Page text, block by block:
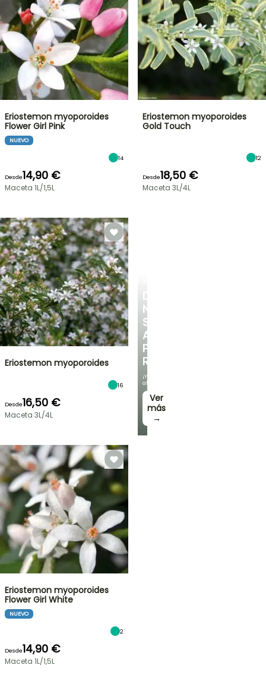
DESCUBRE
NUESTRA
SELECCIÓN
A
PRECIOS
REDUCIDOS
¡Y
ahorra!
Ver
más
→
Eriostemon myoporoides
Flower Girl Pink
NUEVO
14
Desde14,90 €
Maceta 1L/1,5L
Eriostemon myoporoides
Gold Touch
12
Desde18,50 €
Maceta 3L/4L
Eriostemon myoporoides
16
Desde16,50 €
Maceta 3L/4L
Eriostemon myoporoides
Flower Girl White
NUEVO
2
Desde14,90 €
Maceta 1L/1,5L